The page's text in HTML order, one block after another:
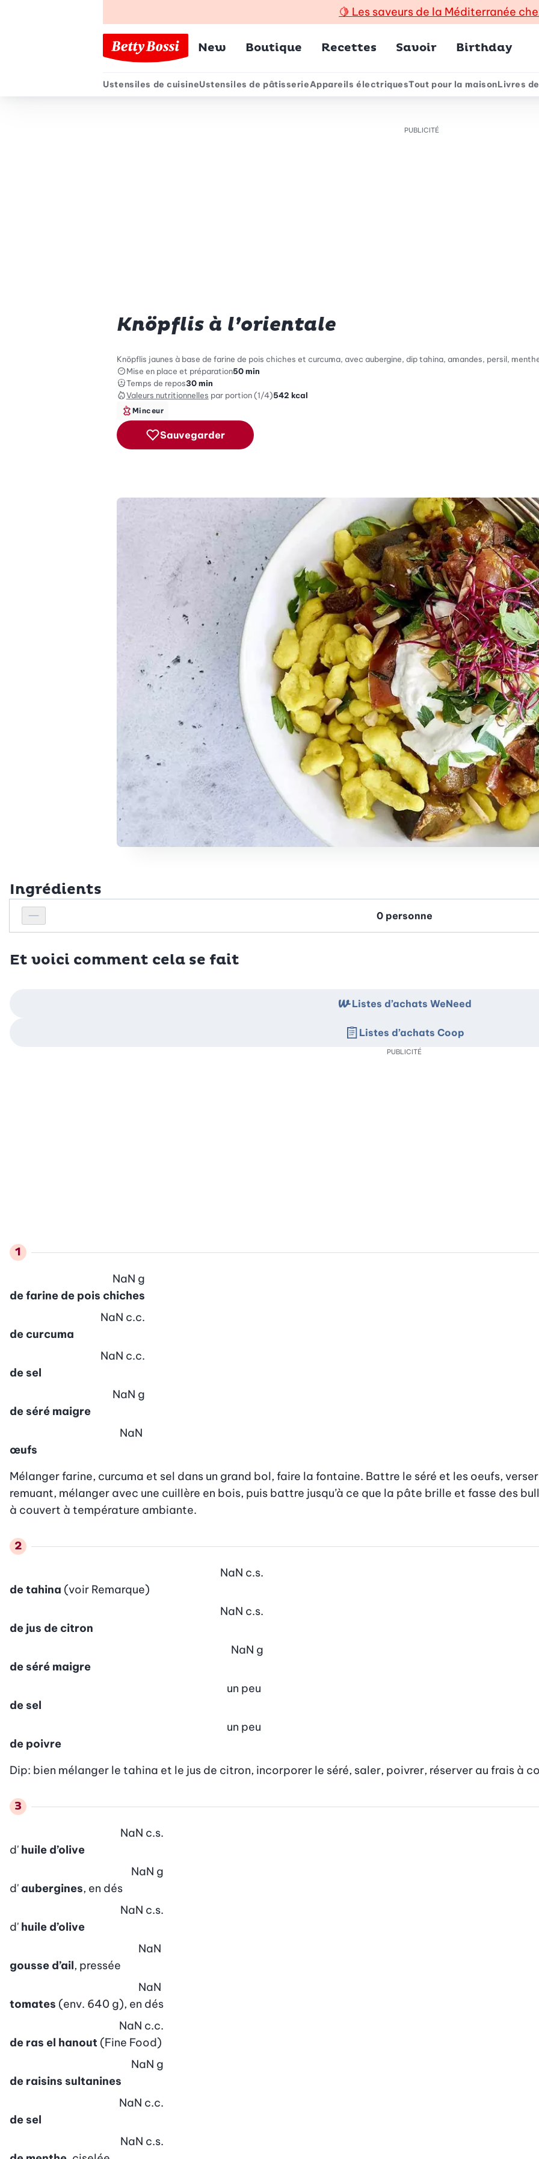
🍋 Les saveurs de la Méditerranée
Menu principal
New Boutique Recettes Savoir Birthday
Menu secondaire
Ustensiles de cuisineUstensiles de pâtisserieAppareils électriquesTout pour la maisonLivres
PUBLICITÉ
Knöpflis à l’orientale
Knöpflis jaunes à base de farine de pois chiches et curcuma, avec aubergine, dip tahina, amandes, persil,
Mise en place et préparation50 min
Temps de repos30 min
Valeurs nutritionnelles par portion (1/4)542 kcal
Minceur
Sauvegarder
Ingrédients
Réduire le nombre de personnes
Personnes
Et voici comment cela se fait
de farine de pois chiches
NaN g
de curcuma
NaN c.c.
de sel
NaN c.c.
de séré maigre
NaN g
œufs
NaN
Mélanger farine, curcuma et sel dans un grand bol, faire la fontaine. Battre le séré et les oeufs,
remuant, mélanger avec une cuillère en bois, puis battre jusqu’à ce que la pâte brille et fasse des
à couvert à température ambiante.
de tahina (voir Remarque)
NaN c.s.
de jus de citron
NaN c.s.
de séré maigre
NaN g
de sel
un peu
de poivre
un peu
Dip: bien mélanger le tahina et le jus de citron, incorporer le séré, saler, poivrer, réserver au frais à
d' huile d’olive
NaN c.s.
d' aubergines, en dés
NaN g
d' huile d’olive
NaN c.s.
gousse d’ail, pressée
NaN
tomates (env. 640 g), en dés
NaN
de ras el hanout (Fine Food)
NaN c.c.
de raisins sultanines
NaN g
de sel
NaN c.c.
NaN c.s.
Listes d’achats WeNeed
Listes d’achats Coop
PUBLICITÉ